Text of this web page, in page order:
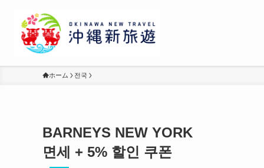
ホーム 전국
BARNEYS NEW YORK
면세 + 5% 할인 쿠폰